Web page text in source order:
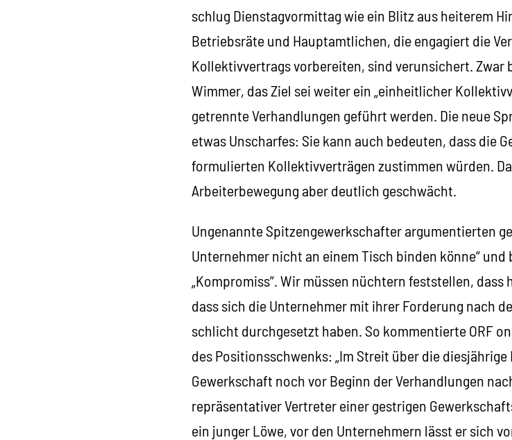
schlug Dienstagvormittag wie ein Blitz aus heiterem
Betriebsräte und Hauptamtlichen, die engagiert die
Kollektivvertrags vorbereiten, sind verunsichert. Zwar
Wimmer, das Ziel sei weiter ein „einheitlicher
getrennte Verhandlungen geführt werden. Die neue
etwas Unscharfes: Sie kann auch bedeuten, dass die
formulierten Kollektivverträgen zustimmen würden.
Arbeiterbewegung aber deutlich geschwächt.
Ungenannte Spitzengewerkschafter argumentierten
Unternehmer nicht an einem Tisch binden könne“
„Kompromiss“. Wir müssen nüchtern feststellen,
dass sich die Unternehmer mit ihrer Forderung nach
schlicht durchgesetzt haben. So kommentierte ORF
des Positionsschwenks: „Im Streit über die
Gewerkschaft noch vor Beginn der Verhandlungen
repräsentativer Vertreter einer gestrigen
ein junger Löwe, vor den Unternehmern lässt er sich